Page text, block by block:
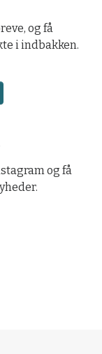
og få
i indbakken.
og få